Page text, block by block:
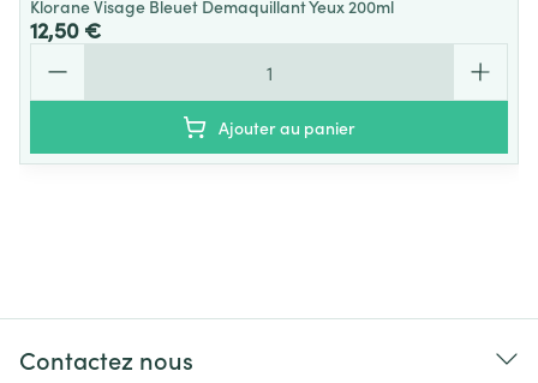
Klorane Visage Bleuet Demaquillant Yeux 200ml
12,50 €
Ajouter au panier
Contactez nous